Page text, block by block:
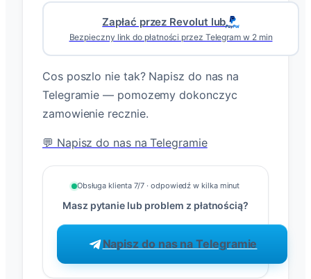
Zapłać przez Revolut lub
Bezpieczny link do płatności przez Telegram w 2 min
Cos poszlo nie tak? Napisz do nas na
Telegramie — pomozemy dokonczyc
zamowienie recznie.
💬 Napisz do nas na Telegramie
Obsługa klienta 7/7 · odpowiedź w kilka minut
Masz pytanie lub problem z płatnością?
Napisz do nas na Telegramie